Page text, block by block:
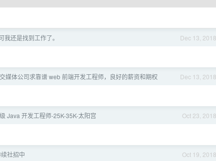
Dec 13, 2018
我还是找到工作了。
Dec 13, 2018
媒体公司求靠谱 web 前端开发工程师，良好的薪资和期权
Oct 23, 2018
Java 开发工程师-25K-35K-太阳宫
Oct 19, 2018
社招中